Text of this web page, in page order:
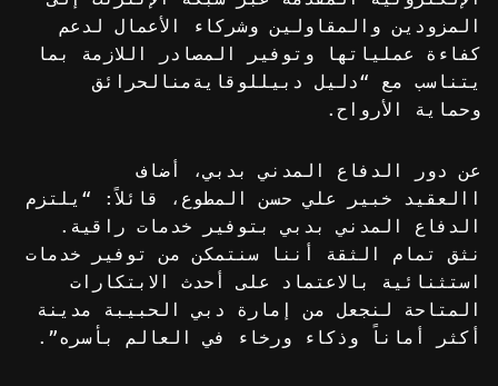
المزودين والمقاولين وشركاء الأعمال لدعم
كفاءة عملياتها وتوفير المصادر اللازمة بما
يتناسب مع “دليل دبيللوقايةمنالحرائق
وحماية الأرواح.
عن دور الدفاع المدني بدبي، أضاف
االعقيد خبير علي حسن المطوع، قائلاً: “يلتزم
الدفاع المدني بدبي بتوفير خدمات راقية.
نثق تمام الثقة أننا سنتمكن من توفير خدمات
استثنائية بالاعتماد على أحدث الابتكارات
المتاحة لنجعل من إمارة دبي الحبيبة مدينة
أكثر أماناً وذكاء ورخاء في العالم بأسره”.